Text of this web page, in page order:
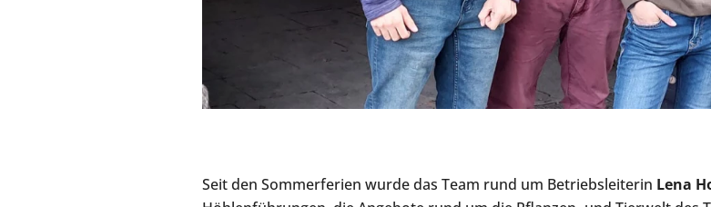
Seit den Sommerferien wurde das Team rund um Betriebsleiterin Lena